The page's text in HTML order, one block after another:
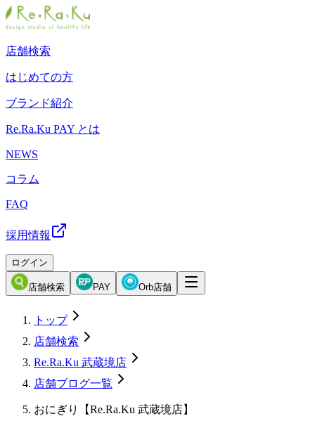
店舗検索
はじめての方
ブランド紹介
Re.Ra.Ku PAY とは
NEWS
コラム
FAQ
採用情報
ログイン
店舗検索 PAY Orb店舗
トップ
店舗検索
Re.Ra.Ku 武蔵境店
店舗ブログ一覧
おにぎり【Re.Ra.Ku 武蔵境店】